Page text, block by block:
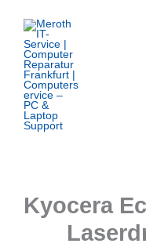
Inhalt
springen
Kyocera